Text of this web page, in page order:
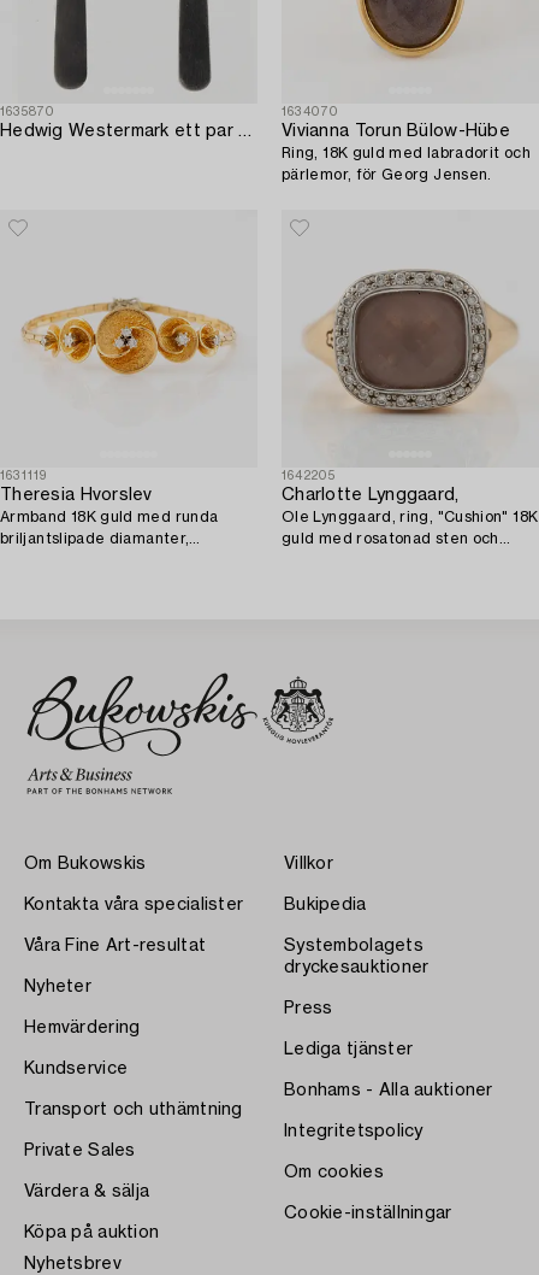
1635870
Hedwig Westermark ett par örhängen sterlingsilver och 18K guld.
1634070
Vivianna Torun Bülow-Hübe
Ring, 18K guld med labradorit och
pärlemor, för Georg Jensen.
1631119
Theresia Hvorslev
Armband 18K guld med runda
briljantslipade diamanter,
1642205
Charlotte Lynggaard,
Ole Lynggaard, ring, "Cushion" 18K
guld med rosatonad sten och
Om Bukowskis
Kontakta våra specialister
Våra Fine Art-resultat
Nyheter
Hemvärdering
Kundservice
Transport och uthämtning
Private Sales
Värdera & sälja
Köpa på auktion
Villkor
Bukipedia
Systembolagets
dryckesauktioner
Press
Lediga tjänster
Bonhams - Alla auktioner
Integritetspolicy
Om cookies
Cookie-inställningar
Nyhetsbrev